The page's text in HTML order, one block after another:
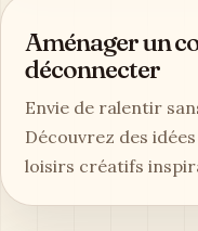
Aménager un
déconnecter
Envie de ralentir
Découvrez des
loisirs créatifs